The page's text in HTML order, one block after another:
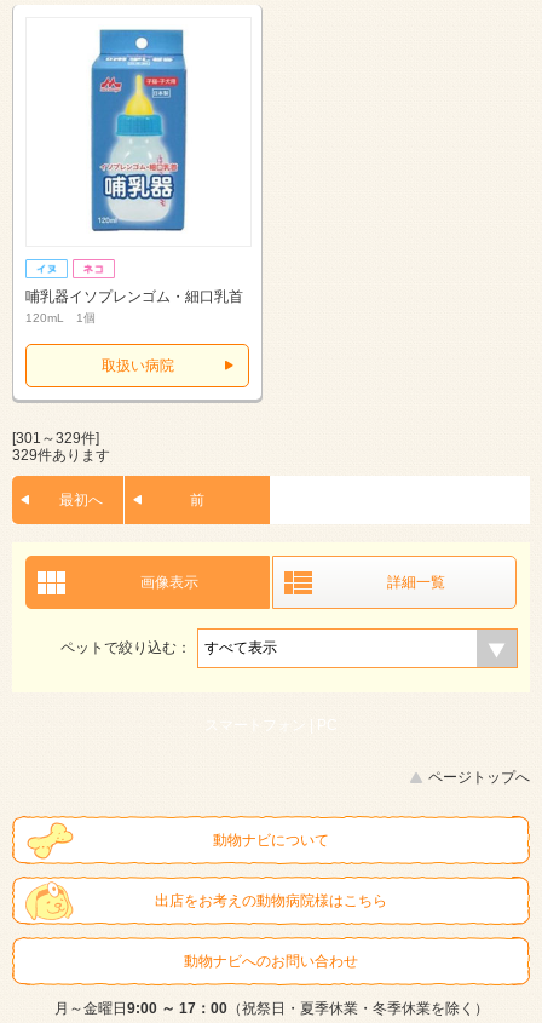
哺乳器イソプレンゴム・細口乳首
120mL 1個
取扱い病院
[301～329件]
329件あります
最初へ 前
画像表示 詳細一覧
ペットで絞り込む：
スマートフォン | PC
ページトップへ
動物ナビについて
出店をお考えの動物病院様はこちら
動物ナビへのお問い合わせ
月～金曜日9:00 ～ 17：00（祝祭日・夏季休業・冬季休業を除く）